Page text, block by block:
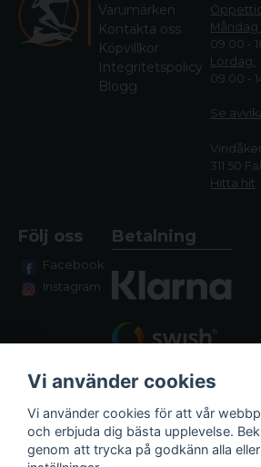
Varumärken
Kontakta oss
Köpvillkor
Integritetspolicy
Blogg
Måndag
09.00 -
Lördag:
09.00 -
Se
311 50
Hitta hit
Följ oss
Facebook
Instagram
Betalning
Fraktalternativ
Vi använder cookies
Vi använder cookies för att vår
och erbjuda dig bästa upplevelse.
genom att trycka på godkänn alla